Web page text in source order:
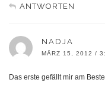
ANTWORTEN
NADJA
MÄRZ 15, 2012 /
Das erste gefällt mir am